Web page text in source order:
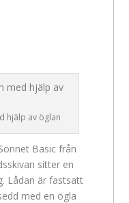
hjälp av öglan
Basic från
sitter en
Lådan är fastsatt
med en ögla